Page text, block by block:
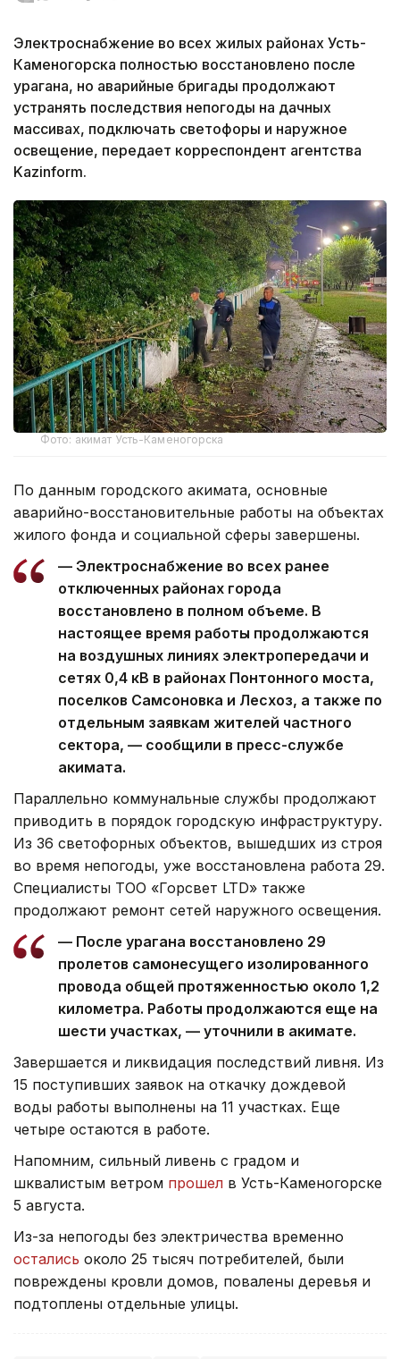
Электроснабжение во всех жилых районах Усть-
Каменогорска полностью восстановлено после
урагана, но аварийные бригады продолжают
устранять последствия непогоды на дачных
массивах, подключать светофоры и наружное
освещение, передает корреспондент агентства
Kazinform.
Фото: акимат Усть-Каменогорска
По данным городского акимата, основные
аварийно-восстановительные работы на объектах
жилого фонда и социальной сферы завершены.
— Электроснабжение во всех ранее
отключенных районах города
восстановлено в полном объеме. В
настоящее время работы продолжаются
на воздушных линиях электропередачи и
сетях 0,4 кВ в районах Понтонного моста,
поселков Самсоновка и Лесхоз, а также по
отдельным заявкам жителей частного
сектора, — сообщили в пресс-службе
акимата.
Параллельно коммунальные службы продолжают
приводить в порядок городскую инфраструктуру.
Из 36 светофорных объектов, вышедших из строя
во время непогоды, уже восстановлена работа 29.
Специалисты ТОО «Горсвет LTD» также
продолжают ремонт сетей наружного освещения.
— После урагана восстановлено 29
пролетов самонесущего изолированного
провода общей протяженностью около 1,2
километра. Работы продолжаются еще на
шести участках, — уточнили в акимате.
Завершается и ликвидация последствий ливня. Из
15 поступивших заявок на откачку дождевой
воды работы выполнены на 11 участках. Еще
четыре остаются в работе.
Напомним, сильный ливень с градом и
шквалистым ветром прошел в Усть-Каменогорске
5 августа.
Из-за непогоды без электричества временно
остались около 25 тысяч потребителей, были
повреждены кровли домов, повалены деревья и
подтоплены отдельные улицы.